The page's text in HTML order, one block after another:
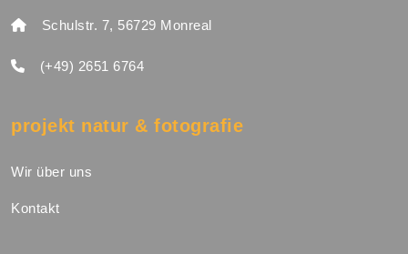
Schulstr. 7, 56729 Monreal
(+49) 2651 6764
projekt natur & fotografie
Wir über uns
Kontakt